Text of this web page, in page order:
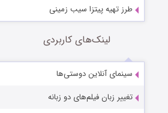
طرز تهیه پیتزا سیب زمینی
لینک‌های کاربردی
سینمای آنلاین دوستی‌ها
تغییر زبان فیلم‌های دو زبانه